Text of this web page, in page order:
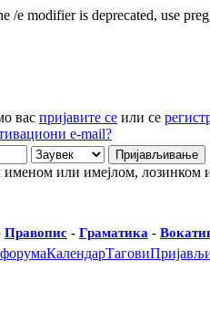
/e modifier is deprecated, use
вас пријавите се или се
e-mail?
именом или имејлом, лозинком
Правопис - Граматика -
КалендарТагови